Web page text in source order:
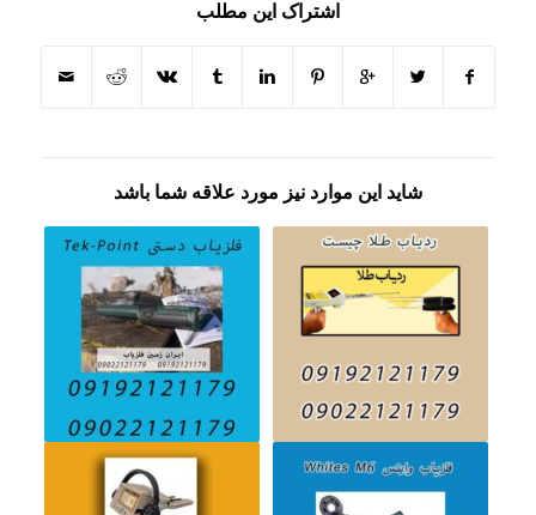
اشتراک این مطلب
شاید این موارد نیز مورد علاقه شما باشد